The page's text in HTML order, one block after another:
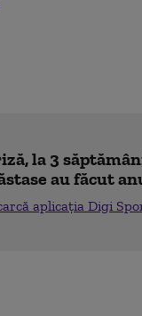
la 3
au făcut
aplicația Digi